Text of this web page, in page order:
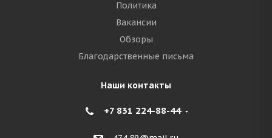
Политика
Вакансии
Обзоры
Благодарственные письма
Наши контакты
+7 831 224-88-44